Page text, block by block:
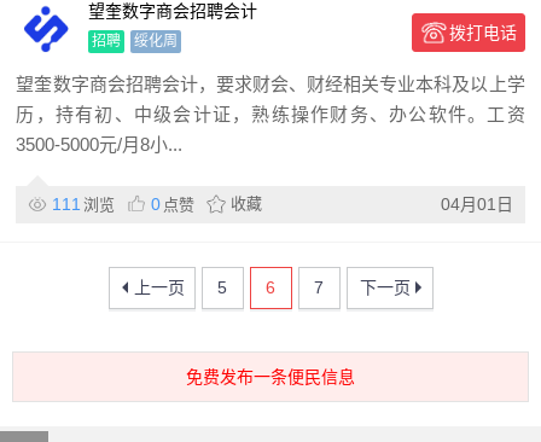
望奎数字商会招聘会计
招聘 绥化周 拨打电话
望奎数字商会招聘会计，要求财会、财经相关专业本科及以上学
历，持有初、中级会计证，熟练操作财务、办公软件。工资
3500-5000元/月8小...
111 浏览 0 点赞 收藏 04月01日
上一页 5 6 7 下一页
免费发布一条便民信息